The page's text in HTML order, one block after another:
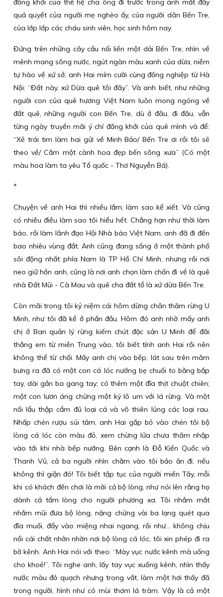
đồng khởi của thế hệ cha ông đi trước trong ánh mắt đầy
quả quyết của người mẹ nghèo ấy, của người dân Bến Tre,
của lớp lớp các cháu sinh viên, học sinh hôm nay.
Đứng trên những cây cầu nối liền một dải Bến Tre, nhìn về
mênh mang sông nước, ngút ngàn màu xanh của dừa, niềm
tự hào về xứ sở, anh Hai mỉm cười cùng đồng nghiệp từ Hà
Nội: “Đất này, xứ Dừa quê tôi đây”. Và anh biết, như những
người con của quê hương Việt Nam luôn mong ngóng về
đất quê, những người con Bến Tre, dù ở đâu, đi đâu, vẫn
từng ngày truyền mãi ý chí đồng khởi của quê mình và để:
“Xẻ trái tim làm hai gửi về Minh Bảo/ Bến Tre ơi rồi tôi sẽ
theo về/ Cắm một cành hoa đẹp bến sông xưa” (Có một
màu hoa làm ta yêu Tổ quốc - Thơ Nguyễn Bá).
*
Chuyện về anh Hai thì nhiều lắm, làm sao kể xiết. Và cũng
có nhiều điều làm sao tôi hiểu hết. Chẳng hạn như thời làm
báo, rồi làm lãnh đạo Hội Nhà báo Việt Nam, anh đã đi đến
bao nhiêu vùng đất. Anh cũng đang sống ở một thành phố
sôi động nhất phía Nam là TP Hồ Chí Minh, nhưng rồi nơi
neo giữ hồn anh, cũng là nơi anh chọn làm chốn đi về là quê
nhà Đất Mũi - Cà Mau và quê cha đất tổ là xứ dừa Bến Tre.
Còn mãi trong tôi kỷ niệm cái hôm dừng chân thăm rừng U
Minh, như tôi đã kể ở phần đầu. Hôm đó anh nhờ mấy anh
chị ở Ban quản lý rừng kiếm chút đặc sản U Minh để đãi
thằng em từ miền Trung vào, tôi biết tính anh Hai rồi nên
không thể từ chối. Mấy anh chị vào bếp, lát sau trên mâm
bưng ra đã có một con cá lóc nướng bẹ chuối to bằng bắp
tay, dài gần ba gang tay; có thêm một đĩa thịt chuột chiên;
một con lươn áng chừng một ký lô um với lá rừng. Và một
nồi lẩu thập cẩm đủ loại cá và vô thiên lủng các loại rau.
Nhấp chén rượu sủi tăm, anh Hai gắp bỏ vào chén tôi bộ
lòng cá lóc còn màu đỏ, xem chừng lửa chưa thâm nhập
vào tới khi nhà bếp nướng. Bên cạnh là Đỗ Kiến Quốc và
Thanh Vũ, cả ba người nhìn chằm vào tôi bảo ăn đi, nếu
không thì giận đó! Tôi biết tập tục của người miền Tây, mỗi
khi có khách đến chơi là mời cả bộ lòng, như nói lên rằng họ
dành cả tấm lòng cho người phương xa. Tôi nhắm mắt
nhắm mũi đưa bộ lòng, nặng chừng vài ba lạng quét qua
đĩa muối, đẩy vào miệng nhai ngang, rồi như… không chịu
nổi cái chất nhờn nhờn nơi bộ lòng cá lóc, tôi xin phép đi ra
bờ kênh. Anh Hai nói với theo: “Mày vục nước kênh mà uống
cho khoẻ!”. Tôi nghe anh, lấy tay vục xuống kênh, nhìn thấy
nước màu đỏ quạch nhưng trong vắt, làm một hơi thấy đã
trong người, hình như có mùi thơm lá tràm. Vậy là cả một